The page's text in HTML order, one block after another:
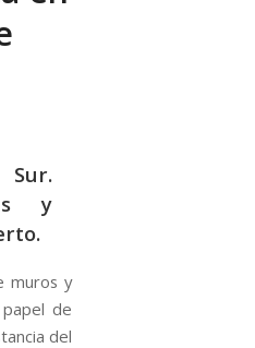
y
muros y
de
del